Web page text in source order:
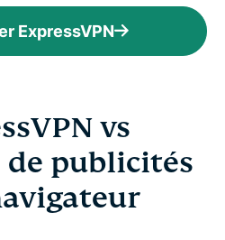
ExpressVPN
vs
publicités